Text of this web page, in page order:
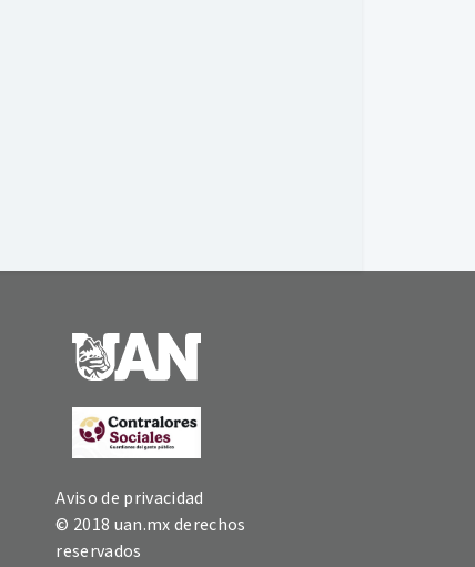
Aviso de privacidad
© 2018 uan.mx derechos
reservados